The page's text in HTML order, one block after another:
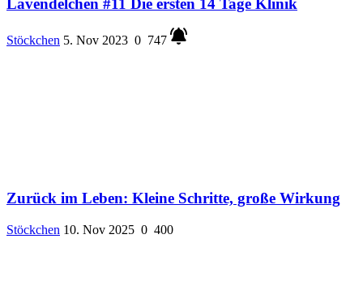
Lavendelchen #11 Die ersten 14 Tage Klinik
Stöckchen 5. Nov 2023 0 747
Zurück im Leben: Kleine Schritte, große Wirkung
Stöckchen 10. Nov 2025 0 400